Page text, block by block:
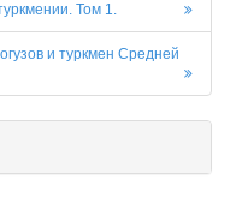
Том 1.
и туркмен Средней